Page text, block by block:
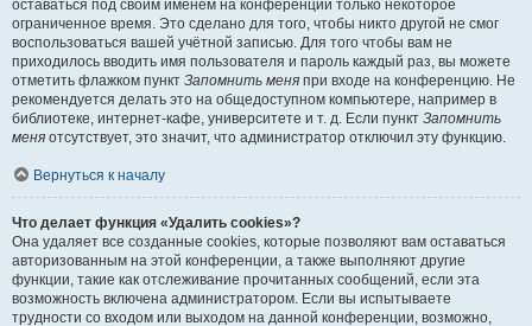
оставаться под своим именем на конференции только некоторое
ограниченное время. Это сделано для того, чтобы никто другой не смог
воспользоваться вашей учётной записью. Для того чтобы вам не
приходилось вводить имя пользователя и пароль каждый раз, вы можете
отметить флажком пункт Запомнить меня при входе на конференцию. Не
рекомендуется делать это на общедоступном компьютере, например в
библиотеке, интернет-кафе, университете и т. д. Если пункт Запомнить
меня отсутствует, это значит, что администратор отключил эту функцию.
Вернуться к началу
Что делает функция «Удалить cookies»?
Она удаляет все созданные cookies, которые позволяют вам оставаться
авторизованным на этой конференции, а также выполняют другие
функции, такие как отслеживание прочитанных сообщений, если эта
возможность включена администратором. Если вы испытываете
трудности со входом или выходом на данной конференции, возможно,